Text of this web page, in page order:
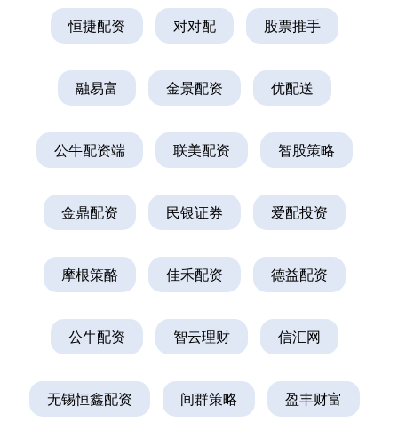
恒捷配资 对对配 股票推手
融易富 金景配资 优配送
公牛配资端 联美配资 智股策略
金鼎配资 民银证券 爱配投资
摩根策酪 佳禾配资 德益配资
公牛配资 智云理财 信汇网
无锡恒鑫配资 间群策略 盈丰财富